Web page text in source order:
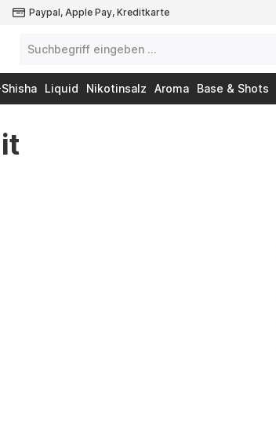
Paypal, Apple Pay, Kreditkarte
Liquid Nikotinsalz Aroma Base & Shots